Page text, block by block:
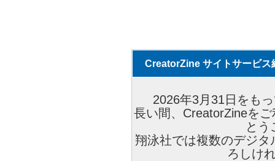
CreatorZine サイトサービス
2026年3月31日をも
長い間、CreatorZineを
とう
翔泳社では複数のデジ
ろしけ